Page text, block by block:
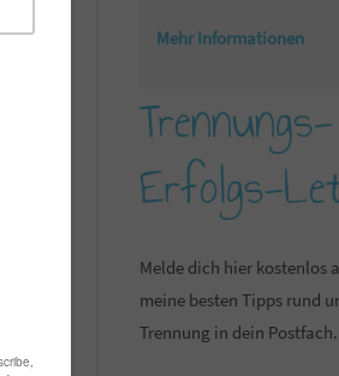
Mehr Informationen
Trennungs-
Erfolgs-
Melde dich hier kostenlos
meine besten Tipps rund
Trennung in dein Postfach.